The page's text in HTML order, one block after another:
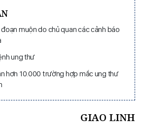
muộn do chủ quan các cảnh báo
ung thư
hơn 10.000 trường hợp mắc ung thư
GIAO LINH